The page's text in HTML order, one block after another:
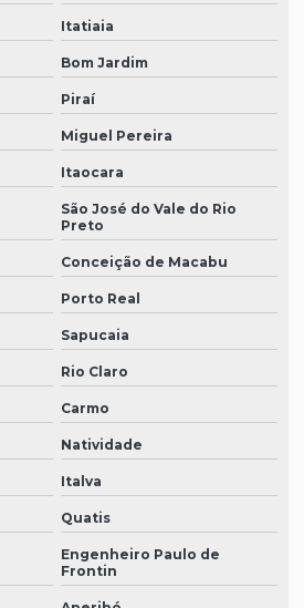
Itatiaia
Bom Jardim
Piraí
Miguel Pereira
Itaocara
São José do Vale do Rio
Preto
Conceição de Macabu
Porto Real
Sapucaia
Rio Claro
Carmo
Natividade
Italva
Quatis
Engenheiro Paulo de
Frontin